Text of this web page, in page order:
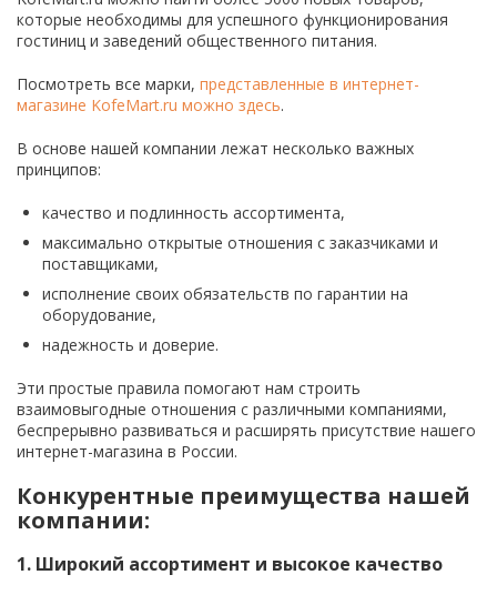
которые необходимы для успешного функционирования
гостиниц и заведений общественного питания.
Посмотреть все марки, представленные в интернет-
магазине KofeMart.ru можно здесь.
В основе нашей компании лежат несколько важных
принципов:
качество и подлинность ассортимента,
максимально открытые отношения с заказчиками и
поставщиками,
исполнение своих обязательств по гарантии на
оборудование,
надежность и доверие.
Эти простые правила помогают нам строить
взаимовыгодные отношения с различными компаниями,
беспрерывно развиваться и расширять присутствие нашего
интернет-магазина в России.
Конкурентные преимущества нашей
компании:
1. Широкий ассортимент и высокое качество